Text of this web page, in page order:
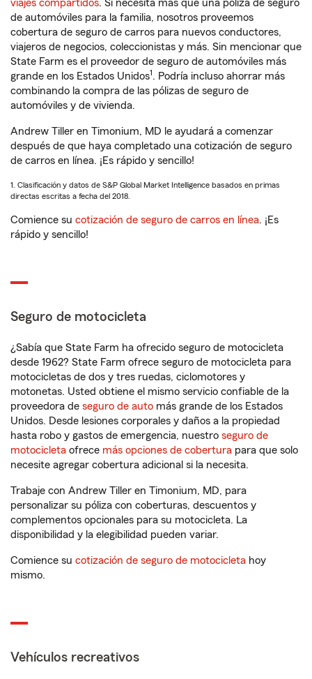
viajes compartidos. Si necesita más que una póliza de seguro
de automóviles para la familia, nosotros proveemos
cobertura de seguro de carros para nuevos conductores,
viajeros de negocios, coleccionistas y más. Sin mencionar que
State Farm es el proveedor de seguro de automóviles más
grande en los Estados Unidos1. Podría incluso ahorrar más
combinando la compra de las pólizas de seguro de
automóviles y de vivienda.
Andrew Tiller en Timonium, MD le ayudará a comenzar
después de que haya completado una cotización de seguro
de carros en línea. ¡Es rápido y sencillo!
1. Clasificación y datos de S&P Global Market Intelligence basados en primas
directas escritas a fecha del 2018.
Comience su cotización de seguro de carros en línea. ¡Es
rápido y sencillo!
Seguro de motocicleta
¿Sabía que State Farm ha ofrecido seguro de motocicleta
desde 1962? State Farm ofrece seguro de motocicleta para
motocicletas de dos y tres ruedas, ciclomotores y
motonetas. Usted obtiene el mismo servicio confiable de la
proveedora de seguro de auto más grande de los Estados
Unidos. Desde lesiones corporales y daños a la propiedad
hasta robo y gastos de emergencia, nuestro seguro de
motocicleta ofrece más opciones de cobertura para que solo
necesite agregar cobertura adicional si la necesita.
Trabaje con Andrew Tiller en Timonium, MD, para
personalizar su póliza con coberturas, descuentos y
complementos opcionales para su motocicleta. La
disponibilidad y la elegibilidad pueden variar.
Comience su cotización de seguro de motocicleta hoy
mismo.
Vehículos recreativos